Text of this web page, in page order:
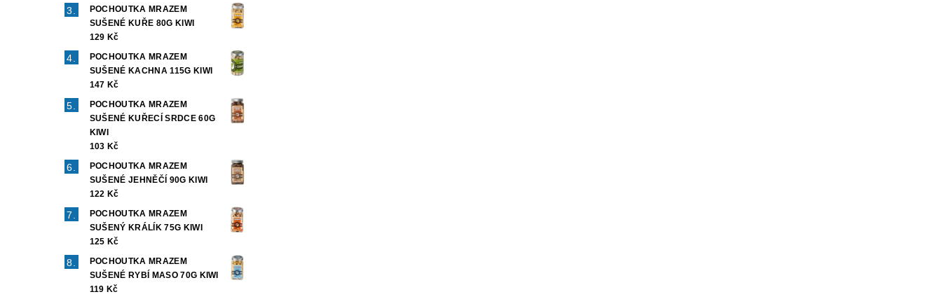
POCHOUTKA MRAZEM
SUŠENÉ KUŘE 80G KIWI
129 Kč
POCHOUTKA MRAZEM
SUŠENÉ KACHNA 115G KIWI
147 Kč
POCHOUTKA MRAZEM
SUŠENÉ KUŘECÍ SRDCE 60G
KIWI
103 Kč
POCHOUTKA MRAZEM
SUŠENÉ JEHNĚČÍ 90G KIWI
122 Kč
POCHOUTKA MRAZEM
SUŠENÝ KRÁLÍK 75G KIWI
125 Kč
POCHOUTKA MRAZEM
SUŠENÉ RYBÍ MASO 70G KIWI
119 Kč